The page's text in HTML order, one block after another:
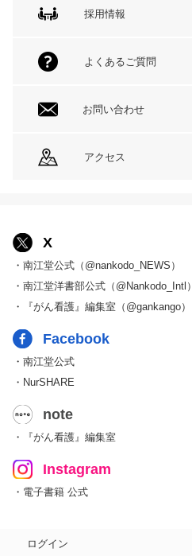
採用情報
よくあるご質問
お問い合わせ
アクセス
X
・南江堂公式（@nankodo_NEWS）
・南江堂洋書部公式（@Nankodo_Intl）
・『がん看護』編集室（@gankango）
Facebook
・南江堂公式
・NurSHARE
note
・『がん看護』編集室
Instagram
・電子書籍 公式
ログイン